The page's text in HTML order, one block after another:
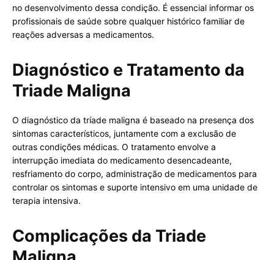
no desenvolvimento dessa condição. É essencial informar os
profissionais de saúde sobre qualquer histórico familiar de
reações adversas a medicamentos.
Diagnóstico e Tratamento da
Triade Maligna
O diagnóstico da tríade maligna é baseado na presença dos
sintomas característicos, juntamente com a exclusão de
outras condições médicas. O tratamento envolve a
interrupção imediata do medicamento desencadeante,
resfriamento do corpo, administração de medicamentos para
controlar os sintomas e suporte intensivo em uma unidade de
terapia intensiva.
Complicações da Triade